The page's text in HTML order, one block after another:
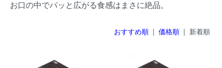
お口の中でパッと広がる食感はまさに絶品。
おすすめ順| 価格順| 新着順